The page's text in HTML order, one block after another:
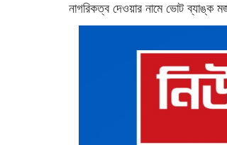
নাগরিকত্ব দেওয়ার নামে ভোট ব্যাঙ্ক